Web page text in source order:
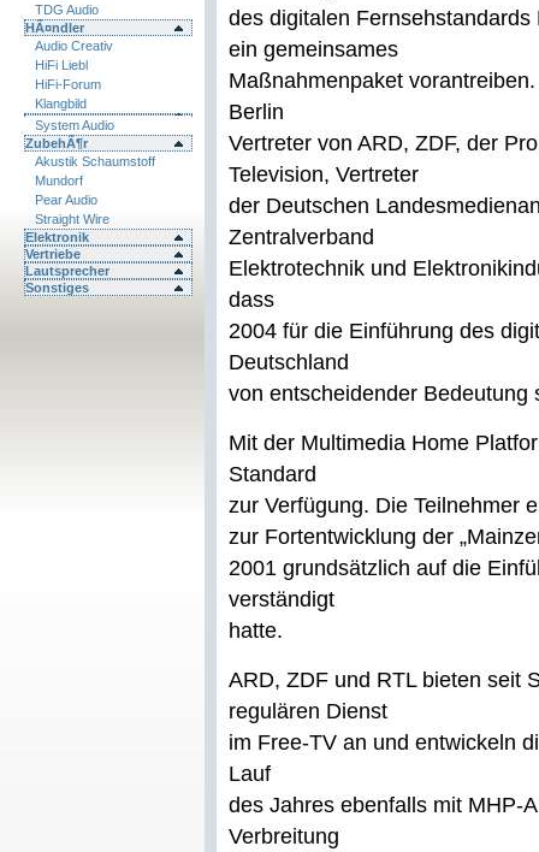
TDG Audio
HÃ¤ndler
Audio Creativ
HiFi Liebl
HiFi-Forum
Klangbild
System Audio
ZubehÃ¶r
Akustik Schaumstoff
Mundorf
Pear Audio
Straight Wire
Elektronik
Vertriebe
Lautsprecher
Sonstiges
des digitalen
ein gemeinsames
Maßnahmenpaket
Berlin
Vertreter von ARD, ZDF, der
Television, Vertreter
der Deutschen
Zentralverband
Elektrotechnik und
dass
2004 für die Einführung des
Deutschland
von entscheidender Bedeutung
Mit der Multimedia Home
Standard
zur Verfügung. Die Teilnehmer
zur Fortentwicklung der
2001 grundsätzlich auf die
verständigt
hatte.
ARD, ZDF und RTL bieten seit
regulären Dienst
im Free-TV an und entwickeln
Lauf
des Jahres ebenfalls mit MHP-
Verbreitung